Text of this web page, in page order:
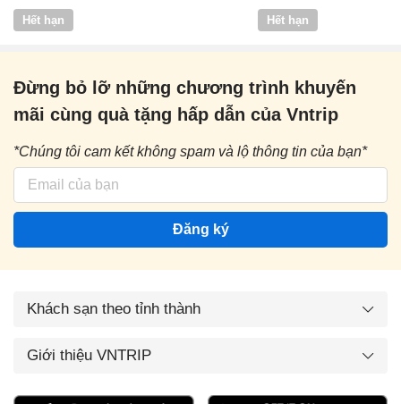
Vntrip
Hết hạn Hết hạn
Đừng bỏ lỡ những chương trình khuyến
mãi cùng quà tặng hấp dẫn của Vntrip
*Chúng tôi cam kết không spam và lộ thông tin của bạn*
Đăng ký
Khách sạn theo tỉnh thành
Giới thiệu VNTRIP